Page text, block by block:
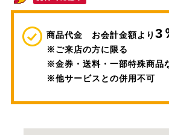
商品代金 お会計金額より3
※ご来店の方に限る
※金券・送料・一部特殊商品
※他サービスとの併用不可